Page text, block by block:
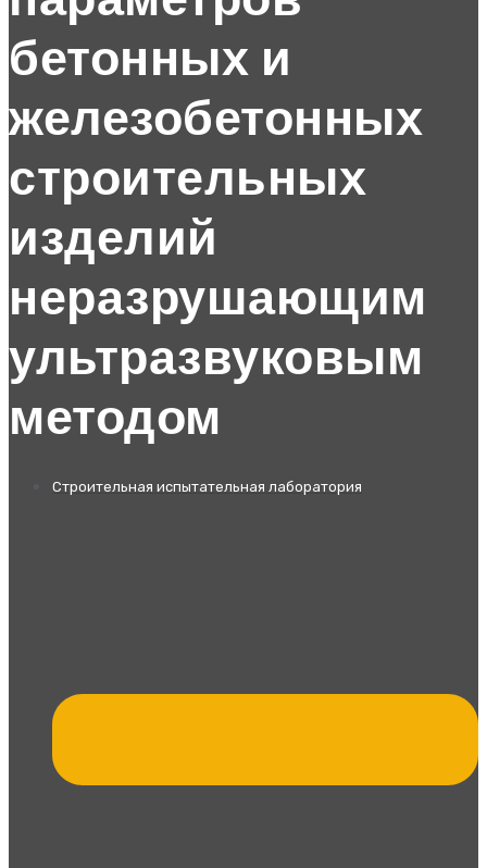
бетонных и
железобетонных
строительных
изделий
неразрушающим
ультразвуковым
методом
Строительная испытательная лаборатория